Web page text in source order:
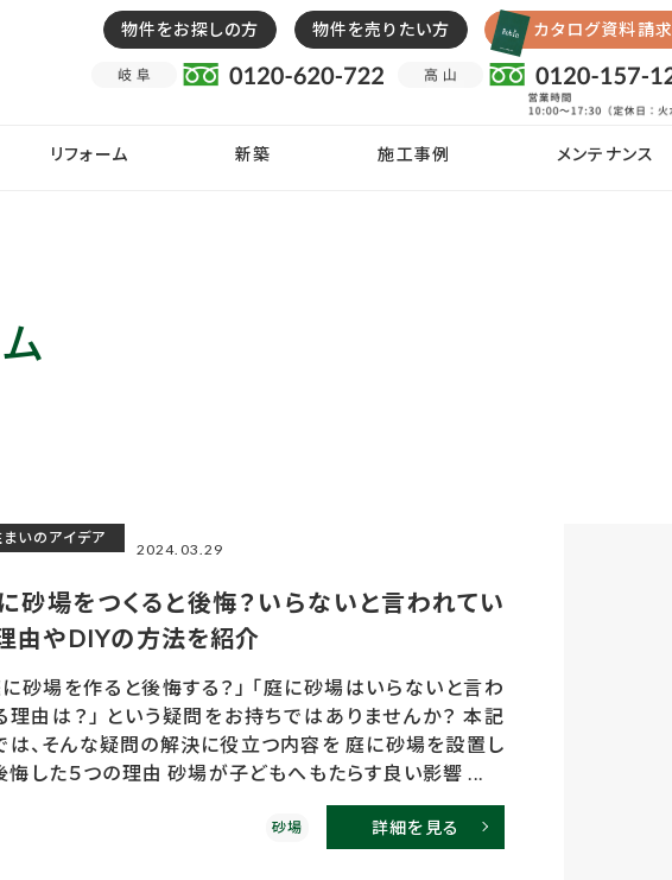
物件をお探しの方 物件を売りたい方 カタログ資料請求
リフォーム 新築 施工事例 メンテナンス
いのアイデア
2024.03.29
砂場をつくると後悔？いらないと言われてい
由やDIYの方法を紹介
に砂場を作ると後悔する？」 「庭に砂場はいらないと言わ
理由は？」 という疑問をお持ちではありませんか？ 本記
は、そんな疑問の解決に役立つ内容を 庭に砂場を設置し
悔した５つの理由 砂場が子どもへもたらす良い影響 ...
砂場 詳細を見る